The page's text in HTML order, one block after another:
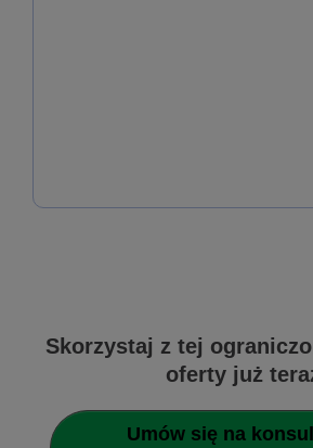
Skorzystaj z tej
oferty już
Umów się na